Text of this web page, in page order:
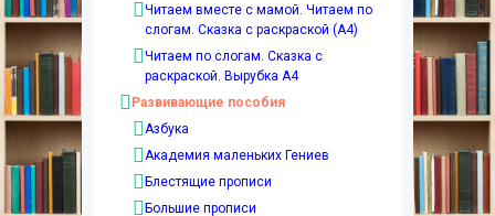
Читаем вместе с мамой. Читаем по
слогам. Сказка с раскраской (А4)
Читаем по слогам. Сказка с
раскраской. Вырубка А4
Развивающие пособия
Азбука
Академия маленьких Гениев
Блестящие прописи
Большие прописи